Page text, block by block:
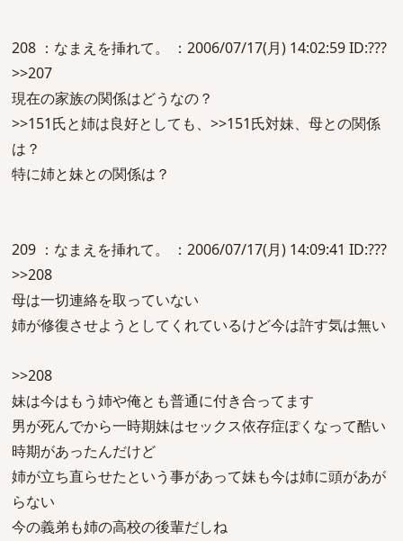
208 ：なまえを挿れて。 ：2006/07/17(月) 14:02:59 ID:???
>>207
現在の家族の関係はどうなの？
>>151氏と姉は良好としても、>>151氏対妹、母との関係
は？
特に姉と妹との関係は？
209 ：なまえを挿れて。 ：2006/07/17(月) 14:09:41 ID:???
>>208
母は一切連絡を取っていない
姉が修復させようとしてくれているけど今は許す気は無い
>>208
妹は今はもう姉や俺とも普通に付き合ってます
男が死んでから一時期妹はセックス依存症ぽくなって酷い
時期があったんだけど
姉が立ち直らせたという事があって妹も今は姉に頭があが
らない
今の義弟も姉の高校の後輩だしね